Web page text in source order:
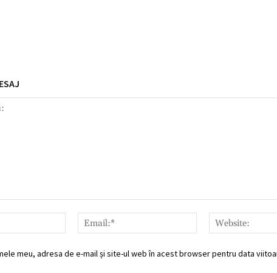
Nume:*
Email:*
meu, adresa de e-mail și site-ul web în acest browser pentru data